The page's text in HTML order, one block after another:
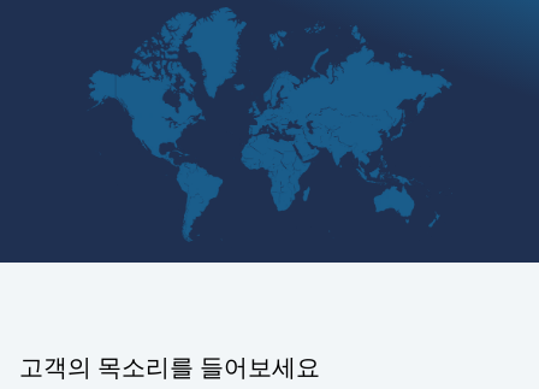
고객의 목소리를 들어보세요